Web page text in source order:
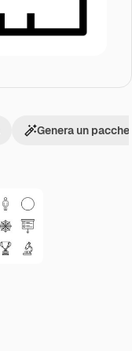
Genera un